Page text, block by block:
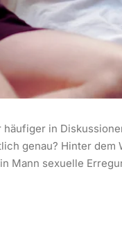
in
genau? Hinter
Mann sexuelle